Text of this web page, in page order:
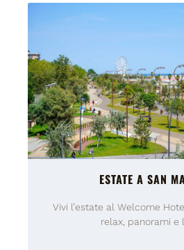
ESTATE A SAN
Vivi l’estate al Welcome
relax, panorami e